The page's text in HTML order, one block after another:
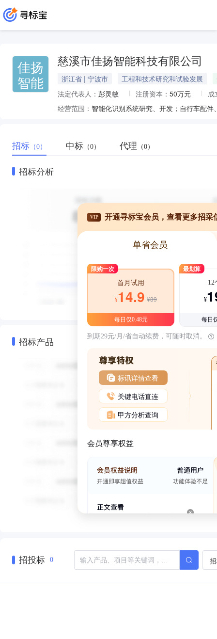
佳扬
智能
慈溪市佳扬智能科技有限公司
浙江省 | 宁波市 工程和技术研究和试验发展
法定代表人： 彭灵敏 注册资本： 50万元
成
经营范围：
招标 （0） 中标 （0） 代理 （0）
招标分析
招标产品
VIP 开通寻标宝会员，查看更多招采
单省会员
限购一次
首月试用
¥14.9 ¥39
每日仅0.48元
最划算
12
¥
每日
到期29元/月/省自动续费，可随时取消。
标讯详情查看
关键电话直连
甲方分析查询
会员尊享权益
招投标 0